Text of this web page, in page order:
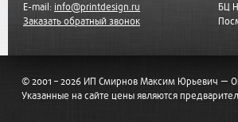
E-mail: info@printdesign.ru
Заказать обратный звонок
БЦ
© 2001 – 2026 ИП Смирнов Максим Юрьевич —
Указанные на сайте цены являются